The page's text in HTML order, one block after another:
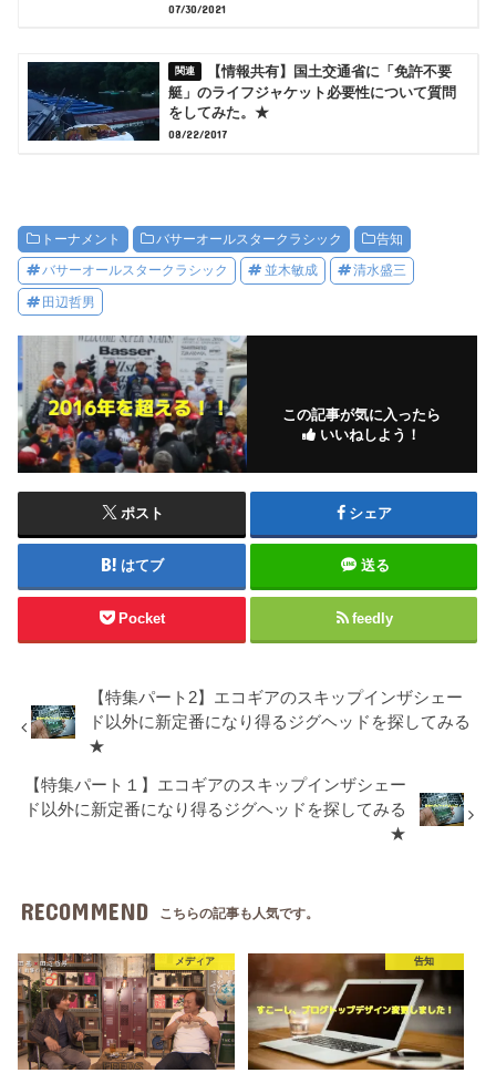
07/30/2021
【情報共有】国土交通省に「免許不要
艇」のライフジャケット必要性について質問
をしてみた。★
08/22/2017
トーナメント バサーオールスタークラシック 告知
バサーオールスタークラシック 並木敏成 清水盛三
田辺哲男
この記事が気に入ったら
いいねしよう！
ポスト シェア
はてブ 送る
Pocket feedly
【特集パート2】エコギアのスキップインザシェー
ド以外に新定番になり得るジグヘッドを探してみる
★
【特集パート１】エコギアのスキップインザシェー
ド以外に新定番になり得るジグヘッドを探してみる
★
RECOMMEND こちらの記事も人気です。
メディア 告知